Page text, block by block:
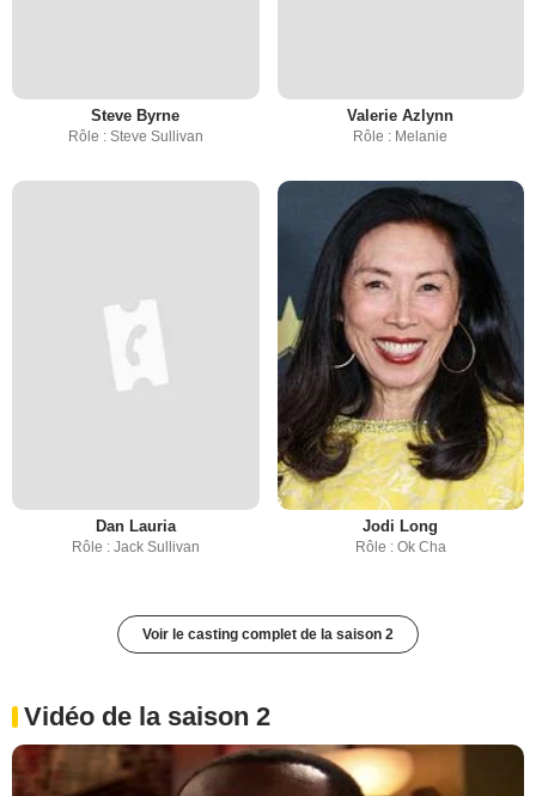
Steve Byrne
Rôle : Steve Sullivan
Valerie Azlynn
Rôle : Melanie
Dan Lauria
Rôle : Jack Sullivan
Jodi Long
Rôle : Ok Cha
Voir le casting complet de la saison 2
Vidéo de la saison 2